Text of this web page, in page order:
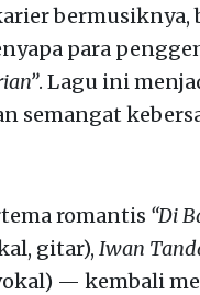
bermusiknya,
para
. Lagu ini
semangat
romantis “Di
gitar), Iwan
— kembali